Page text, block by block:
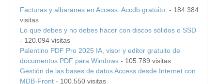
Facturas y albaranes en Access. Accdb gratuito. - 184.384
visitas
Lo que debes y no debes hacer con discos sólidos o SSD
- 120.094 visitas
Palentino PDF Pro 2025 IA, visor y editor gratuito de
documentos PDF para Windows - 105.789 visitas
Gestión de las bases de datos Access desde Internet con
MDB-Front - 100.550 visitas